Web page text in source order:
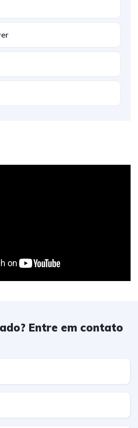
Entre em contato